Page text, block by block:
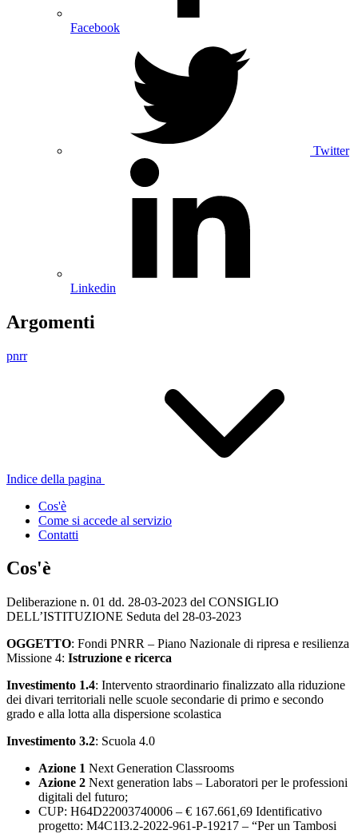
Facebook
Twitter
Linkedin
Argomenti
pnrr
Indice della pagina
Cos'è
Come si accede al servizio
Contatti
Cos'è
Deliberazione n. 01 dd. 28-03-2023 del CONSIGLIO
DELL’ISTITUZIONE Seduta del 28-03-2023
OGGETTO: Fondi PNRR – Piano Nazionale di ripresa e resilienza
Missione 4: Istruzione e ricerca
Investimento 1.4: Intervento straordinario finalizzato alla riduzione
dei divari territoriali nelle scuole secondarie di primo e secondo
grado e alla lotta alla dispersione scolastica
Investimento 3.2: Scuola 4.0
Azione 1 Next Generation Classrooms
Azione 2 Next generation labs – Laboratori per le professioni
digitali del futuro;
CUP: H64D22003740006 – € 167.661,69 Identificativo
progetto: M4C1I3.2-2022-961-P-19217 – “Per un Tambosi